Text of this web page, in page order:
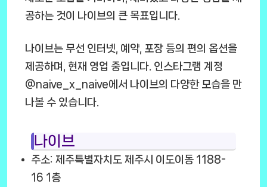
공하는 것이 나이브의 큰 목표입니다.
나이브는 무선 인터넷, 예약, 포장 등의 편의 옵션을
제공하며, 현재 영업 중입니다. 인스타그램 계정
@naive_x_naive에서 나이브의 다양한 모습을 만
나볼 수 있습니다.
나이브
주소: 제주특별자치도 제주시 이도이동 1188-
16 1층